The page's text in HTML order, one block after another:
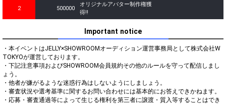
2 500000
オリジナルアバター制作権獲
得!!
Important notice
・本イベントはJELLY×SHOWROOMオーディション運営事務局として株式会社W
TOKYOが運営しております。
・下記注意事項およびSHOWROOM会員規約その他のルールを守って配信しまし
ょう。
・他者が嫌がるような迷惑行為はしないようにしましょう。
・審査状況や選考基準に関するお問い合わせには基本的にお答えできかねます。
・応募・審査通過等によって生じる権利を第三者に譲渡・質入等することはでき